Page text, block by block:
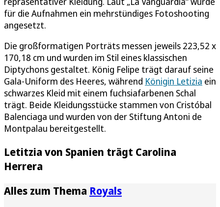
für die Aufnahmen ein mehrstündiges Fotoshooting
angesetzt.
Die großformatigen Porträts messen jeweils 223,52 x
170,18 cm und wurden im Stil eines klassischen
Diptychons gestaltet. König Felipe trägt darauf seine
Gala-Uniform des Heeres, während Königin Letizia ein
schwarzes Kleid mit einem fuchsiafarbenen Schal
trägt. Beide Kleidungsstücke stammen von Cristóbal
Balenciaga und wurden von der Stiftung Antoni de
Montpalau bereitgestellt.
Letitzia von Spanien trägt Carolina
Herrera
Alles zum Thema Royals